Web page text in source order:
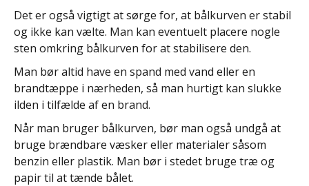
Det er også vigtigt at sørge for, at bålkurven er stabil
og ikke kan vælte. Man kan eventuelt placere nogle
sten omkring bålkurven for at stabilisere den.
Man bør altid have en spand med vand eller en
brandtæppe i nærheden, så man hurtigt kan slukke
ilden i tilfælde af en brand.
Når man bruger bålkurven, bør man også undgå at
bruge brændbare væsker eller materialer såsom
benzin eller plastik. Man bør i stedet bruge træ og
papir til at tænde bålet.